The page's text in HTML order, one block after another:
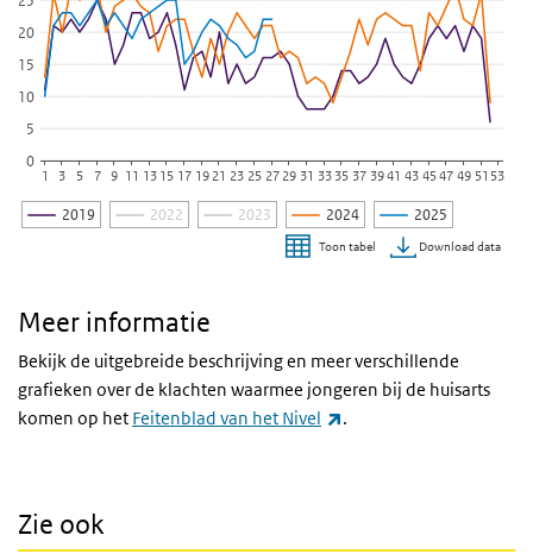
2019 2022 2023 2024 2025
0
5
10
15
20
1 3 5 7 9 11 13 15 17 19 21 23 25 27 29 31 33 35 37 3941 43454749 51 53
Toon tabel Download data
Meer informatie
Bekijk de uitgebreide beschrijving en meer verschillende
grafieken over de klachten waarmee jongeren bij de huisarts
komen op het Feitenblad van het Nivel (externe link)
.
Zie ook